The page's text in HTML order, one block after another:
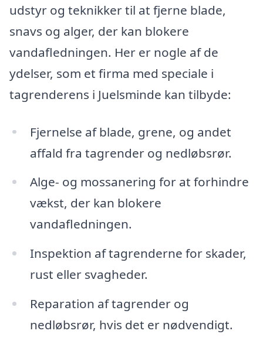
udstyr og teknikker til at fjerne blade,
snavs og alger, der kan blokere
vandafledningen. Her er nogle af de
ydelser, som et firma med speciale i
tagrenderens i Juelsminde kan tilbyde:
Fjernelse af blade, grene, og andet
affald fra tagrender og nedløbsrør.
Alge- og mossanering for at forhindre
vækst, der kan blokere
vandafledningen.
Inspektion af tagrenderne for skader,
rust eller svagheder.
Reparation af tagrender og
nedløbsrør, hvis det er nødvendigt.